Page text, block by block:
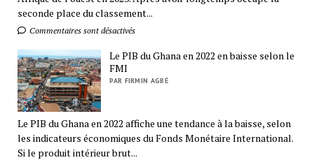
seconde place du classement...
Commentaires sont désactivés
Le PIB du Ghana en 2022 en baisse selon le
FMI
PAR FIRMIN AGBÉ
Le PIB du Ghana en 2022 affiche une tendance à la baisse, selon
les indicateurs économiques du Fonds Monétaire International.
Si le produit intérieur brut...